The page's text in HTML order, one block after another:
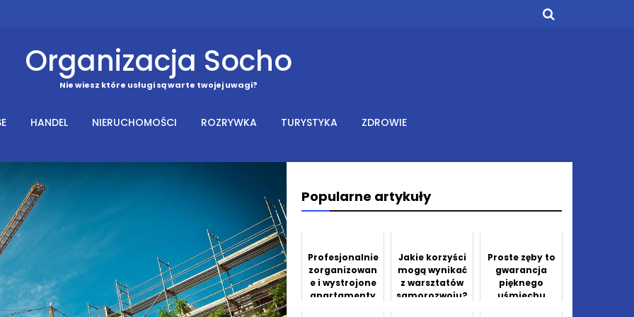
Organizacja Socho
Nie wiesz które usługi są warte twojej uwagi?
HANDEL NIERUCHOMOŚCI ROZRYWKA TURYSTYKA ZDROWIE
Popularne artykuły
Profesjonalnie
zorganizowan
e i wystrojone
apartamenty
Jakie korzyści
mogą wynikać
z warsztatów
samorozwoju?
Proste zęby to
gwarancja
pięknego
uśmiechu